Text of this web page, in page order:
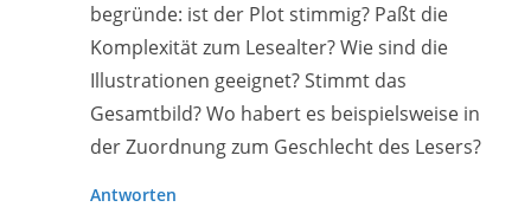
begründe: ist der Plot stimmig? Paßt die
Komplexität zum Lesealter? Wie sind die
Illustrationen geeignet? Stimmt das
Gesamtbild? Wo habert es beispielsweise in
der Zuordnung zum Geschlecht des Lesers?
Antworten